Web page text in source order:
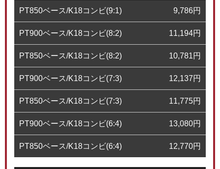
PT850ベース/K18コンビ(9:1) 9,786円
PT900ベース/K18コンビ(8:2) 11,194円
PT850ベース/K18コンビ(8:2) 10,781円
PT900ベース/K18コンビ(7:3) 12,137円
PT850ベース/K18コンビ(7:3) 11,775円
PT900ベース/K18コンビ(6:4) 13,080円
PT850ベース/K18コンビ(6:4) 12,770円